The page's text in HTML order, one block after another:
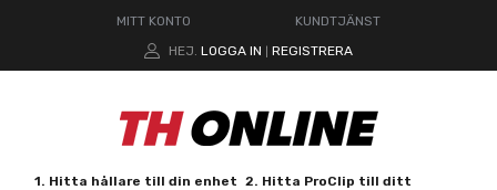
MITT KONTO
KUNDTJÄNST
HEJ. LOGGA IN REGISTRERA
1. Hitta hållare till din enhet 2. Hitta ProClip till ditt